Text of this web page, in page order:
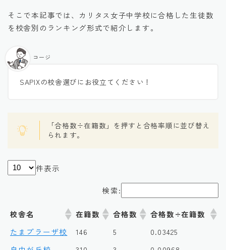
そこで本記事では、カリタス女子中学校に合格した生徒数
を校舎別のランキング形式で紹介します。
SAPIXの校舎選びにお役立てください！
コージ
「合格数÷在籍数」を押すと合格率順に並び替え
られます。
件表示
検索:
校舎名 在籍数 合格数
合格数÷在籍数
たまプラーザ校
146 5
0.03425